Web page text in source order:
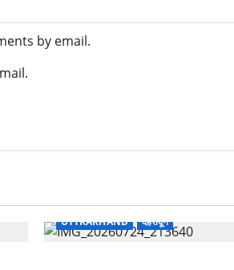
by email.
UTTRAKHAND देहरादून